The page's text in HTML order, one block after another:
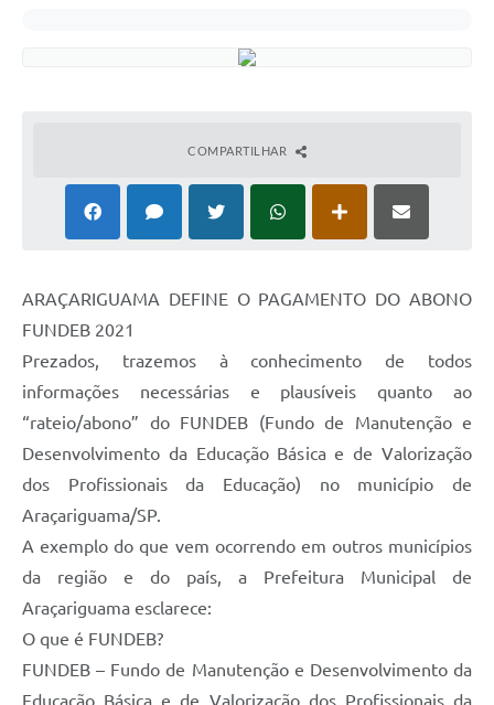
COMPARTILHAR
ARAÇARIGUAMA DEFINE O PAGAMENTO DO ABONO
FUNDEB 2021
Prezados, trazemos à conhecimento de todos
informações necessárias e plausíveis quanto ao
“rateio/abono” do FUNDEB (Fundo de Manutenção e
Desenvolvimento da Educação Básica e de Valorização
dos Profissionais da Educação) no município de
Araçariguama/SP.
A exemplo do que vem ocorrendo em outros municípios
da região e do país, a Prefeitura Municipal de
Araçariguama esclarece:
O que é FUNDEB?
FUNDEB – Fundo de Manutenção e Desenvolvimento da
Educação Básica e de Valorização dos Profissionais da